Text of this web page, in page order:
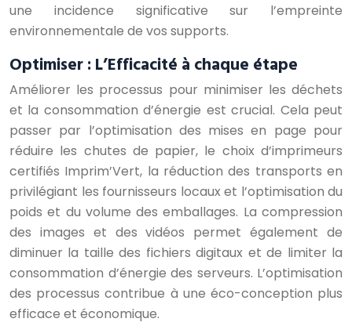
une incidence significative sur l’empreinte
environnementale de vos supports.
Optimiser : L’Efficacité à chaque étape
Améliorer les processus pour minimiser les déchets
et la consommation d’énergie est crucial. Cela peut
passer par l’optimisation des mises en page pour
réduire les chutes de papier, le choix d’imprimeurs
certifiés Imprim’Vert, la réduction des transports en
privilégiant les fournisseurs locaux et l’optimisation du
poids et du volume des emballages. La compression
des images et des vidéos permet également de
diminuer la taille des fichiers digitaux et de limiter la
consommation d’énergie des serveurs. L’optimisation
des processus contribue à une éco-conception plus
efficace et économique.